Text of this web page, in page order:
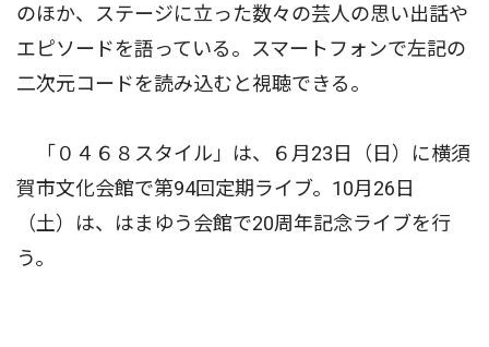
のほか、ステージに立った数々の芸人の思い出話や
エピソードを語っている。スマートフォンで左記の
二次元コードを読み込むと視聴できる。
「０４６８スタイル」は、６月23日（日）に横須
賀市文化会館で第94回定期ライブ。10月26日
（土）は、はまゆう会館で20周年記念ライブを行
う。